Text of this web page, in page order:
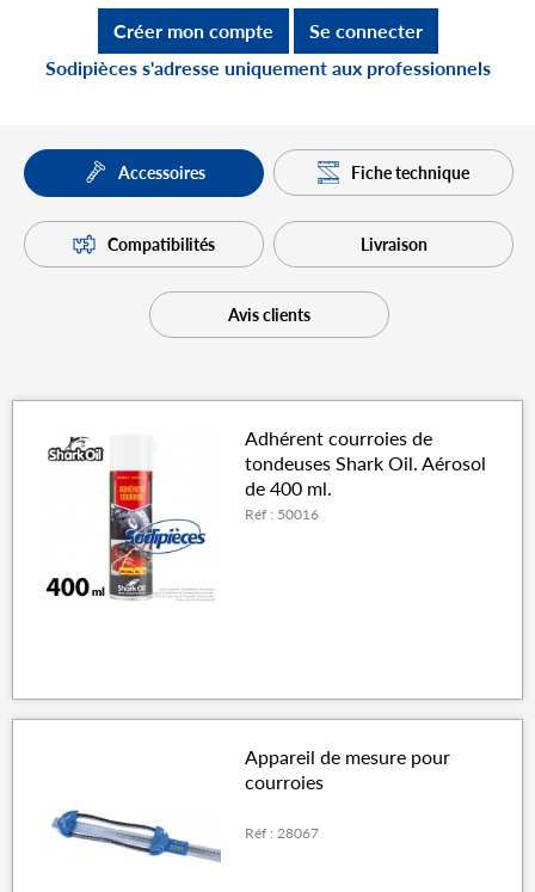
Créer mon compte
Se connecter
Sodipièces s'adresse uniquement aux professionnels
Accessoires Fiche technique
Compatibilités Livraison
Avis clients
Adhérent courroies de
tondeuses Shark Oil. Aérosol
de 400 ml.
Réf : 50016
Appareil de mesure pour
courroies
Réf : 28067